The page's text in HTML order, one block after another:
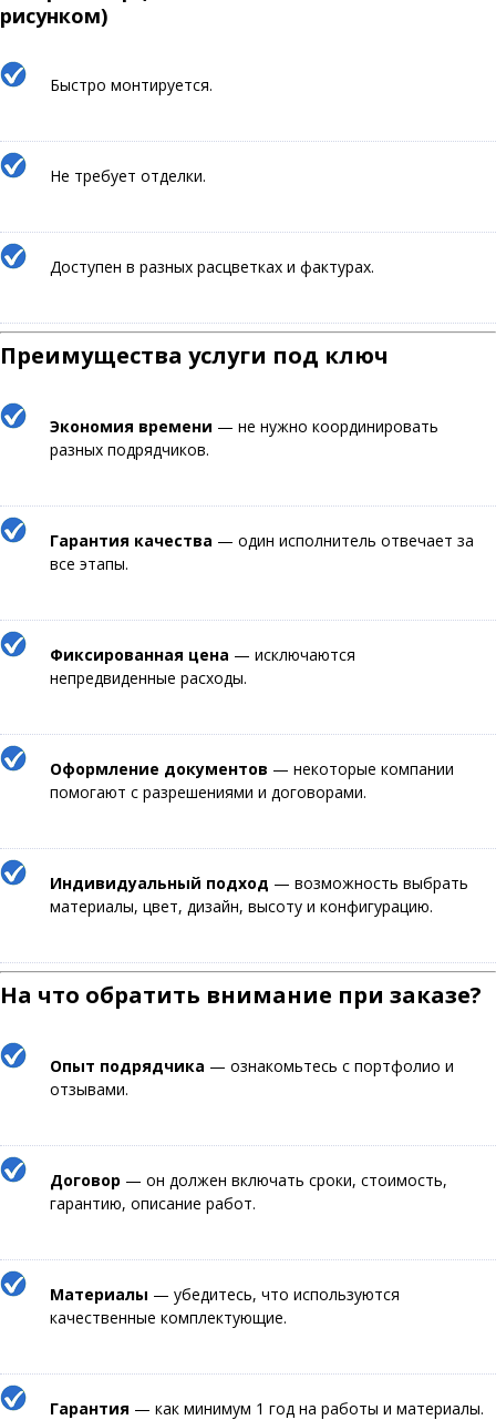
рисунком)
Быстро монтируется.
Не требует отделки.
Доступен в разных расцветках и фактурах.
Преимущества услуги под ключ
Экономия времени — не нужно координировать
разных подрядчиков.
Гарантия качества — один исполнитель отвечает за
все этапы.
Фиксированная цена — исключаются
непредвиденные расходы.
Оформление документов — некоторые компании
помогают с разрешениями и договорами.
Индивидуальный подход — возможность выбрать
материалы, цвет, дизайн, высоту и конфигурацию.
На что обратить внимание при заказе?
Опыт подрядчика — ознакомьтесь с портфолио и
отзывами.
Договор — он должен включать сроки, стоимость,
гарантию, описание работ.
Материалы — убедитесь, что используются
качественные комплектующие.
Гарантия — как минимум 1 год на работы и материалы.